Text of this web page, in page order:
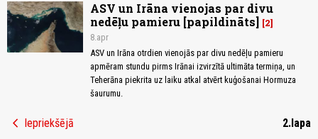
ASV un Irāna vienojas par divu
nedēļu pamieru [papildināts]
2
8.apr
ASV un Irāna otrdien vienojās par divu nedēļu pamieru
apmēram stundu pirms Irānai izvirzītā ultimāta termiņa, un
Teherāna piekrita uz laiku atkal atvērt kuģošanai Hormuza
šaurumu.
chevron_left Iepriekšējā 2.lapa